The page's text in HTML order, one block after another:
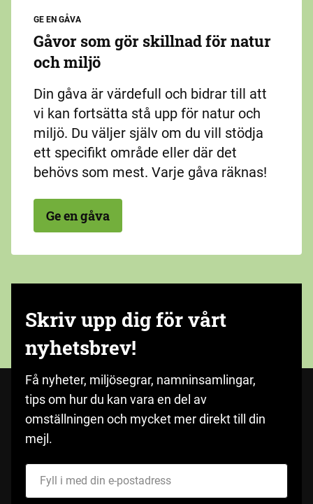
GE EN GÅVA
Gåvor som gör skillnad för natur
och miljö
Din gåva är värdefull och bidrar till att
vi kan fortsätta stå upp för natur och
miljö. Du väljer själv om du vill stödja
ett specifikt område eller där det
behövs som mest. Varje gåva räknas!
Ge en gåva
Skriv upp dig för vårt
nyhetsbrev!
Få nyheter, miljösegrar, namninsamlingar,
tips om hur du kan vara en del av
omställningen och mycket mer direkt till din
mejl.